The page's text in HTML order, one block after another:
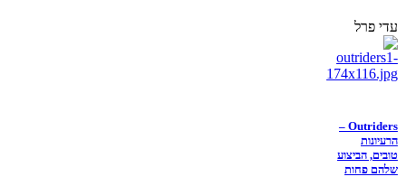
עדי פרל
Outriders –
הרעיונות
טובים, הביצוע
שלהם פחות